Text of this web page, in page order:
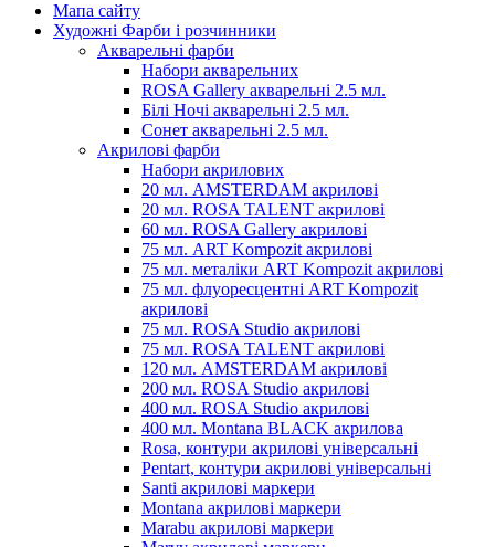
Мапа сайту
Художні Фарби і розчинники
Акварельні фарби
Набори акварельних
ROSA Gallery акварельні 2.5 мл.
Білі Ночі акварельні 2.5 мл.
Сонет акварельні 2.5 мл.
Акрилові фарби
Набори акрилових
20 мл. AMSTERDAM акрилові
20 мл. ROSA TALENT акрилові
60 мл. ROSA Gallery акрилові
75 мл. ART Kompozit акрилові
75 мл. металіки ART Kompozit акрилові
75 мл. флуоресцентні ART Kompozit
акрилові
75 мл. ROSA Studio акрилові
75 мл. ROSA TALENT акрилові
120 мл. AMSTERDAM акрилові
200 мл. ROSA Studio акрилові
400 мл. ROSA Studio акрилові
400 мл. Montana BLACK акрилова
Rosa, контури акрилові універсальні
Pentart, контури акрилові універсальні
Santi акрилові маркери
Montana акрилові маркери
Marabu акрилові маркери